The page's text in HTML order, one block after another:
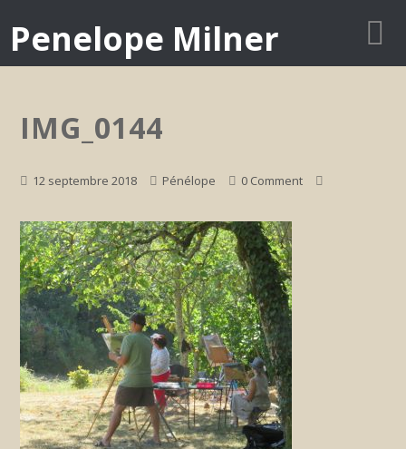
Penelope Milner
IMG_0144
12 septembre 2018 Pénélope 0 Comment